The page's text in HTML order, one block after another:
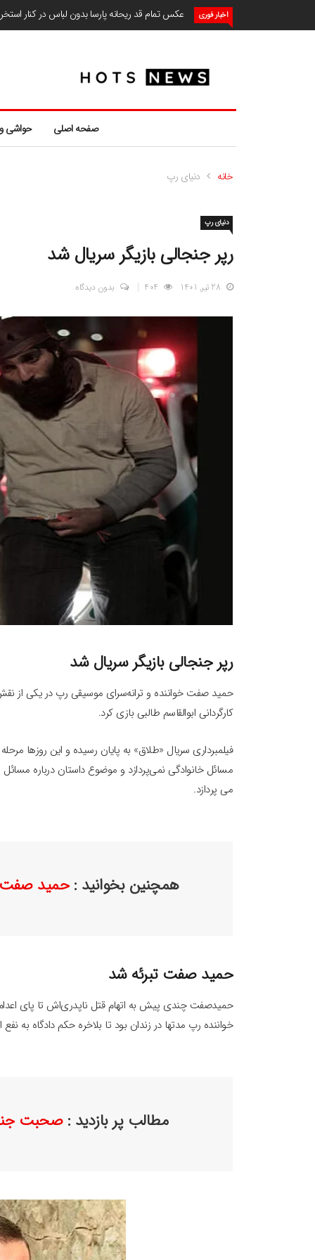
اخبار فوری عکس تمام قد ریحانه پارسا بدون لباس در کنار
صفحه اصلی حواشی
خانه دنیای رپ
دنیای رپ
رپر جنجالی بازیگر سریال شد
28 تیر, 1401 بدون دیدگاه
رپر جنجالی بازیگر سریال شد
حمید صفت خواننده و ترانه‌سرای موسیقی رپ در یکی از
کارگردانی ابوالقاسم طالبی بازی کرد.
فیلمبرداری سریال «طلاق» به پایان رسیده و این روزها
مسائل خانوادگی نمی‌‌پردازد و موضوع داستان درباره
می‌ پردازد.
همچنین بخوانید :حمید صفت
حمید صفت تبرئه شد
حمیدصفت چندی پیش به اتهام قتل ناپدری‌اش تا پای
خواننده رپ مدتها در زندان بود تا بلاخره حکم دادگاه به
مطالب پر بازدید : صحبت